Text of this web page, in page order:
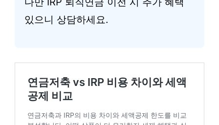
있으니 상담하세요.